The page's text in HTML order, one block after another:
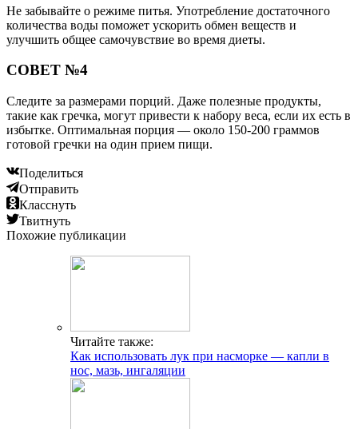
Не забывайте о режиме питья. Употребление достаточного
количества воды поможет ускорить обмен веществ и
улучшить общее самочувствие во время диеты.
СОВЕТ №4
Следите за размерами порций. Даже полезные продукты,
такие как гречка, могут привести к набору веса, если их есть в
избытке. Оптимальная порция — около 150-200 граммов
готовой гречки на один прием пищи.
Поделиться
Отправить
Класснуть
Твитнуть
Похожие публикации
Читайте также:
Как использовать лук при насморке — капли в
нос, мазь, ингаляции